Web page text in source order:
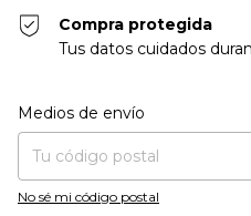
Compra protegida
Tus datos cuidados
Entregas para el CP:
Medios de envío
No sé mi código postal